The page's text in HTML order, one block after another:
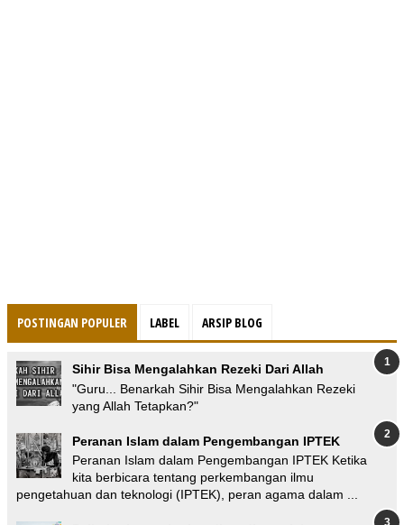
POSTINGAN POPULER LABEL ARSIP BLOG
Sihir Bisa Mengalahkan Rezeki Dari Allah
"Guru... Benarkah Sihir Bisa Mengalahkan Rezeki
yang Allah Tetapkan?"
Peranan Islam dalam Pengembangan IPTEK
Peranan Islam dalam Pengembangan IPTEK Ketika
kita berbicara tentang perkembangan ilmu
pengetahuan dan teknologi (IPTEK), peran agama dalam ...